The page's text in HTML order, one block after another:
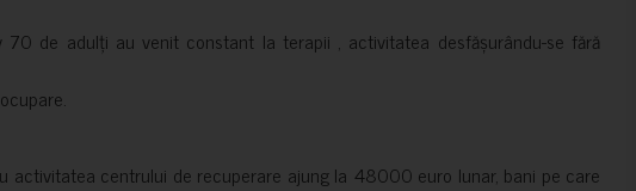
70 de adulți au venit constant la terapii , activitatea desfășurându-se fără
activitatea centrului de recuperare ajung la 48000 euro lunar, bani pe care